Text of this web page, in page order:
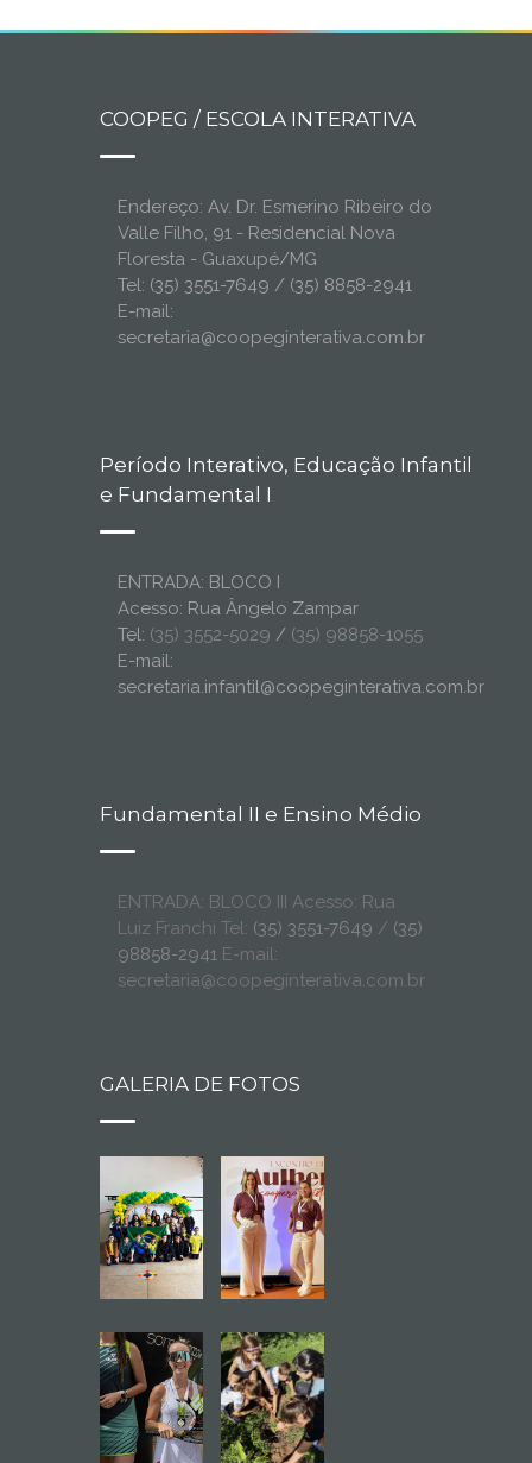
COOPEG / ESCOLA INTERATIVA
Endereço: Av. Dr. Esmerino Ribeiro do
Valle Filho, 91 - Residencial Nova
Floresta - Guaxupé/MG
Tel: (35) 3551-7649 / (35) 8858-2941
E-mail:
secretaria@coopeginterativa.com.br
Período Interativo, Educação Infantil
e Fundamental I
ENTRADA: BLOCO I
Acesso: Rua Ângelo Zampar
Tel: (35) 3552-5029 / (35) 98858-1055
E-mail:
secretaria.infantil@coopeginterativa.com.br
Fundamental II e Ensino Médio
ENTRADA: BLOCO III Acesso: Rua
Luiz Franchi Tel: (35) 3551-7649 / (35)
98858-2941 E-mail:
secretaria@coopeginterativa.com.br
GALERIA DE FOTOS